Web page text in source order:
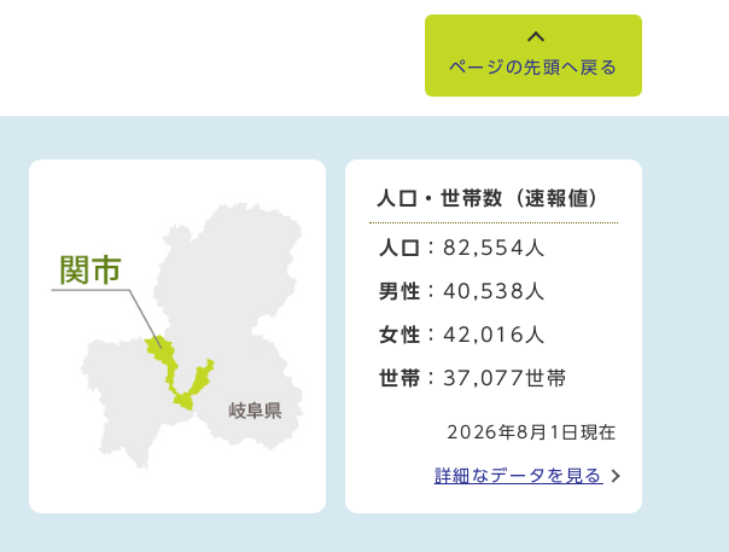
ページの先頭へ戻る
人口・世帯数（速報値）
人口 ：82,554人
男性 ：40,538人
女性 ：42,016人
世帯 ：37,077世帯
2026年8月1日現在
詳細なデータを見る